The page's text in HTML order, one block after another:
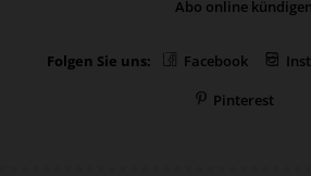
Abo online kündigen
Folgen Sie uns: Facebook
Pinterest